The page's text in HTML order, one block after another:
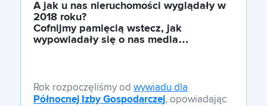
A jak u nas nieruchomości wyglądały w
2018 roku?
Cofnijmy pamięcią wstecz, jak
wypowiadały się o nas media…
Rok rozpoczęliśmy od wywiadu dla
Północnej Izby Gospodarczej, opowiadając